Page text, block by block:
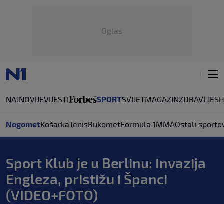
Oglas
NAJNOVIJEVIJESTI SPORTSVIJETMAGAZINZDRAVLJE
NogometKošarkaTenisRukometFormula 1MMAOstali
Sport Klub je u Berlinu: Invazija
Engleza, pristižu i Španci
(VIDEO+FOTO)